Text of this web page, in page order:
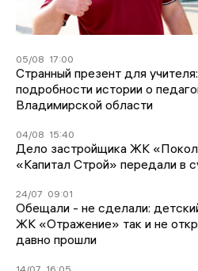
05/08 17:00
Странный презент для
подробности истории о
Владимирской области
04/08 15:40
Дело застройщика ЖК
«Капитал Строй» передали в
24/07 09:01
Обещали - не сделали:
ЖК «Отражение» так и не
давно прошли